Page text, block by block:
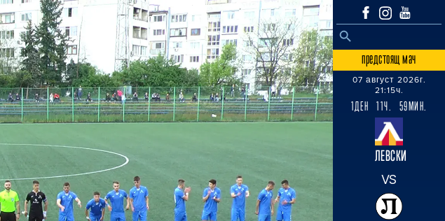
Search
SEARCH BUTTON
предстоящ мач
07 август 2026г.
21:15ч.
1ДЕН 11Ч. 59МИН.
ЛЕВСКИ
VS